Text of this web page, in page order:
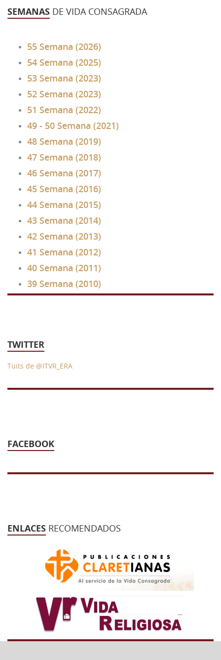
SEMANAS DE VIDA CONSAGRADA
55 Semana (2026)
54 Semana (2025)
53 Semana (2023)
52 Semana (2023)
51 Semana (2022)
49 - 50 Semana (2021)
48 Semana (2019)
47 Semana (2018)
46 Semana (2017)
45 Semana (2016)
44 Semana (2015)
43 Semana (2014)
42 Semana (2013)
41 Semana (2012)
40 Semana (2011)
39 Semana (2010)
TWITTER
Tuits de @ITVR_ERA
FACEBOOK
ENLACES RECOMENDADOS